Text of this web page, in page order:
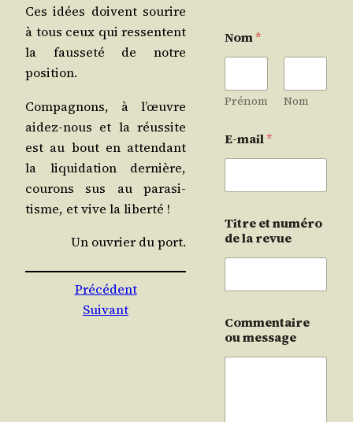
Ces idées doivent sou­rire
à tous ceux qui res­sentent
la faus­se­té de notre
position.
Com­pa­gnons, à l’œuvre
aidez-nous et la réus­site
est au bout en atten­dant
la liqui­da­tion der­nière,
cou­rons sus au para­si­
tisme, et vive la liberté !
Un ouvrier du port.
Précédent
Suivant
Nom*
Prénom Nom
E-mail*
Titre et numéro
de la revue
Commentaire
ou message